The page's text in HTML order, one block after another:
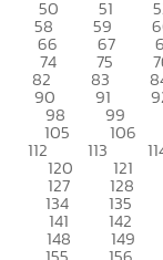
50 51
58 59
66 67
74 75
82 83
90 91
98 99
105 106
112 113
120 121
127 128
134 135
141 142
148 149